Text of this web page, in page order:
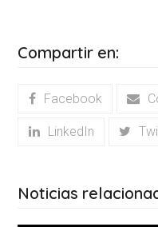
Compartir en:
Facebook
LinkedIn
Noticias